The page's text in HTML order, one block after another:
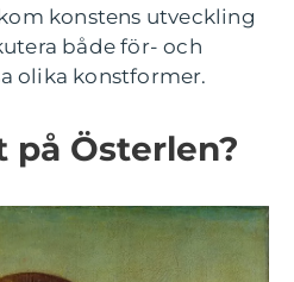
konstens utveckling
både för- och
olika konstformer.
på Österlen?